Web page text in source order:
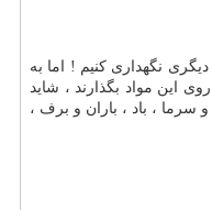
نگهداری کنیم ! اما به
این مواد بگذارند ، شاید
، باد ، باران و برف ،